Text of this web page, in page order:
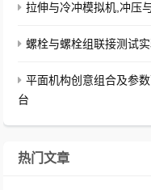
拉伸与冷冲模拟机,冲压
螺栓与螺栓组联接测试
平面机构创意组合及参
台
热门文章